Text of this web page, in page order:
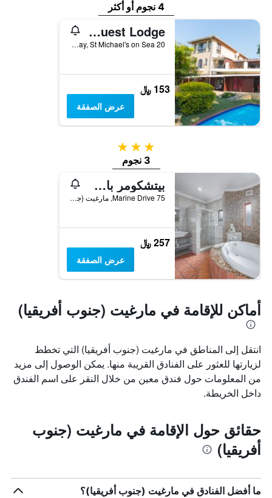
4 نجوم أو أكثر
Fairway Guest Lodge
20 Fairway, St Michael's on Sea, مارغيت (جنوب أفريقيا), محافظة كوازولو ناتال, جنوب أفريقيا
153 ﷼
عرض الصفقة
3 نجوم
3 نجوم
بيتشكومر باي - بيت ضيافة
75 Marine Drive, مارغيت (جنوب أفريقيا), محافظة كوازولو ناتال, جنوب أفريقيا
257 ﷼
عرض الصفقة
أماكن للإقامة في مارغيت (جنوب أفريقيا)
انتقل إلى المناطق في مارغيت (جنوب أفريقيا) التي تخطط
لزيارتها للعثور على الفنادق القريبة منها. يمكن الوصول إلى مزيد
من المعلومات حول فندق معين من خلال النقر على اسم الفندق
داخل الخريطة.
حقائق حول الإقامة في مارغيت (جنوب
أفريقيا)
ما أفضل الفنادق في مارغيت (جنوب أفريقيا)؟